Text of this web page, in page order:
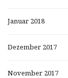
Januar 2018
Dezember 2017
November 2017